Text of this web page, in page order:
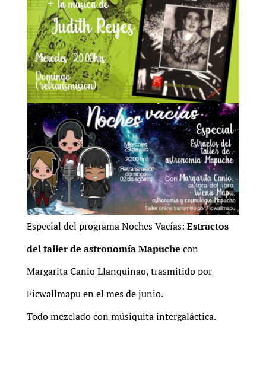
Especial del programa Noches Vacías: Estractos
del taller de astronomía Mapuche con
Margarita Canio Llanquinao, trasmitido por
Ficwallmapu en el mes de junio.
Todo mezclado con músiquita intergaláctica.